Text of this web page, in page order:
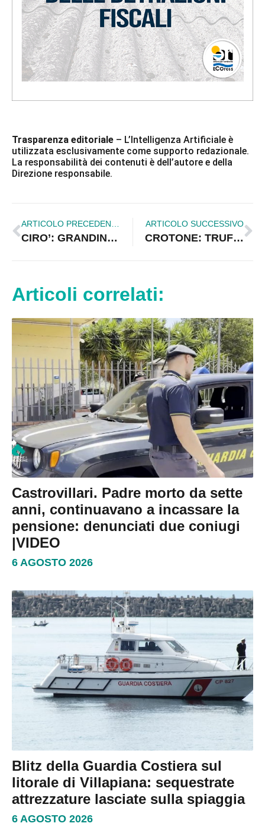
Trasparenza editoriale – L’Intelligenza Artificiale è
utilizzata esclusivamente come supporto redazionale.
La responsabilità dei contenuti è dell’autore e della
Direzione responsabile.
CIRO’: GRANDINATA, CHIESTO RICONOSCIMENTO CALAMITA’
ARTICOLO SUCCESSIVO
CROTONE: TRUFFA FONDI UE. DENUNCIATO IMPRENDITORE.
Articoli correlati:
Castrovillari. Padre morto da sette
anni, continuavano a incassare la
pensione: denunciati due coniugi
|VIDEO
6 AGOSTO 2026
Blitz della Guardia Costiera sul
litorale di Villapiana: sequestrate
attrezzature lasciate sulla spiaggia
6 AGOSTO 2026